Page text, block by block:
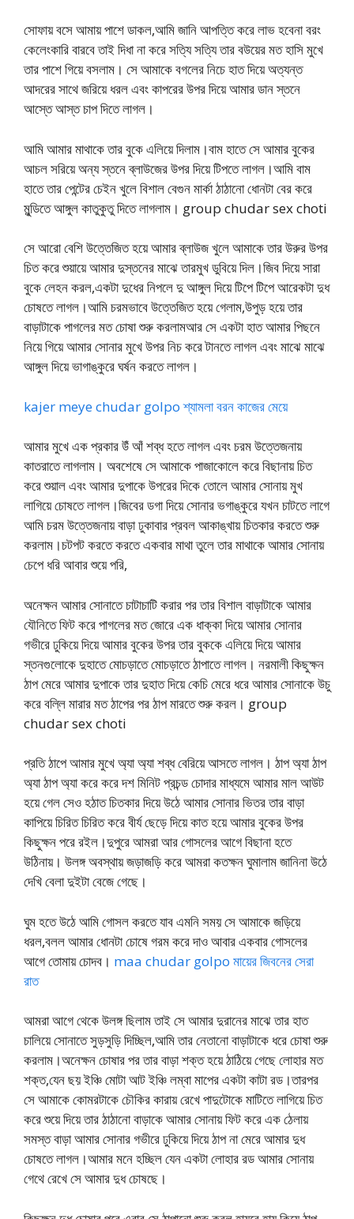
সোফায় বসে আমায় পাশে ডাকল,আমি জানি আপত্তি করে লাভ হবেনা বরং
কেলেংকারি বারবে তাই দিধা না করে সত্যি সত্যি তার বউয়ের মত হাসি মুখে
তার পাশে গিয়ে বসলাম। সে আমাকে বগলের নিচে হাত দিয়ে অত্যন্ত
আদরের সাথে জরিয়ে ধরল এবং কাপরের উপর দিয়ে আমার ডান স্তনে
আস্তে আস্ত চাপ দিতে লাগল।
আমি আমার মাথাকে তার বুকে এলিয়ে দিলাম।বাম হাতে সে আমার বুকের
আচল সরিয়ে অন্য স্তনে ব্লাউজের উপর দিয়ে টিপতে লাগল।আমি বাম
হাতে তার পেন্টের চেইন খুলে বিশাল বেগুন মার্কা ঠাঠানো ধোনটা বের করে
মুন্ডিতে আঙ্গুল কাতুকুতু দিতে লাগলাম। group chudar sex choti
সে আরো বেশি উত্তেজিত হয়ে আমার ব্লাউজ খুলে আমাকে তার উরুর উপর
চিত করে শুয়ায়ে আমার দুস্তনের মাঝে তারমুখ ডুবিয়ে দিল।জিব দিয়ে সারা
বুকে লেহন করল,একটা দুধের নিপলে দু আঙ্গুল দিয়ে টিপে টিপে আরেকটা দুধ
চোষতে লাগল।আমি চরমভাবে উত্তেজিত হয়ে গেলাম,উপুড় হয়ে তার
বাড়াটাকে পাগলের মত চোষা শুরু করলামআর সে একটা হাত আমার পিছনে
নিয়ে গিয়ে আমার সোনার মুখে উপর নিচ করে টানতে লাগল এবং মাঝে মাঝে
আঙ্গুল দিয়ে ভাগাঙ্কুরে ঘর্ষন করতে লাগল।
kajer meye chudar golpo শ্যামলা বরন কাজের মেয়ে
আমার মুখে এক প্রকার উঁ আঁ শব্ধ হতে লাগল এবং চরম উত্তেজনায়
কাতরাতে লাগলাম। অবশেষে সে আমাকে পাজাকোলে করে বিছানায় চিত
করে শুয়াল এবং আমার দুপাকে উপরের দিকে তোলে আমার সোনায় মুখ
লাগিয়ে চোষতে লাগল।জিবের ডগা দিয়ে সোনার ভগাঙ্কুরে যখন চাটতে লাগে
আমি চরম উত্তেজনায় বাড়া ঢুকাবার প্রবল আকাঙ্খায় চিতকার করতে শুরু
করলাম।চটপট করতে করতে একবার মাথা তুলে তার মাথাকে আমার সোনায়
চেপে ধরি আবার শুয়ে পরি,
অনেক্ষন আমার সোনাতে চাটাচাটি করার পর তার বিশাল বাড়াটাকে আমার
যৌনিতে ফিট করে পাগলের মত জোরে এক ধাক্কা দিয়ে আমার সোনার
গভীরে ঢুকিয়ে দিয়ে আমার বুকের উপর তার বুককে এলিয়ে দিয়ে আমার
স্তনগুলোকে দুহাতে মোচড়াতে মোচড়াতে ঠাপাতে লাগল। নরমালী কিছুক্ষন
ঠাপ মেরে আমার দুপাকে তার দুহাত দিয়ে কেচি মেরে ধরে আমার সোনাকে উচু
করে বল্লি মারার মত ঠাপের পর ঠাপ মারতে শুরু করল। group
chudar sex choti
প্রতি ঠাপে আমার মুখে অ্যা অ্যা শব্ধ বেরিয়ে আসতে লাগল। ঠাপ অ্যা ঠাপ
অ্যা ঠাপ অ্যা করে করে দশ মিনিট প্রচন্ড চোদার মাধ্যমে আমার মাল আউট
হয়ে গেল সেও হঠাত চিতকার দিয়ে উঠে আমার সোনার ভিতর তার বাড়া
কাপিয়ে চিরিত চিরিত করে বীর্য ছেড়ে দিয়ে কাত হয়ে আমার বুকের উপর
কিছুক্ষন পরে রইল।দুপুরে আমরা আর গোসলের আগে বিছানা হতে
উঠিনায়। উলঙ্গ অবস্থায় জড়াজড়ি করে আমরা কতক্ষন ঘুমালাম জানিনা উঠে
দেখি বেলা দুইটা বেজে গেছে।
ঘুম হতে উঠে আমি গোসল করতে যাব এমনি সময় সে আমাকে জড়িয়ে
ধরল,বলল আমার ধোনটা চোষে গরম করে দাও আবার একবার গোসলের
আগে তোমায় চোদব। maa chudar golpo মায়ের জিবনের সেরা
রাত
আমরা আগে থেকে উলঙ্গ ছিলাম তাই সে আমার দুরানের মাঝে তার হাত
চালিয়ে সোনাতে সুড়সুড়ি দিচ্ছিল,আমি তার নেতানো বাড়াটাকে ধরে চোষা শুরু
করলাম।অনেক্ষন চোষার পর তার বাড়া শক্ত হয়ে ঠাঠিয়ে গেছে লোহার মত
শক্ত,যেন ছয় ইঞ্চি মোটা আট ইঞ্চি লম্বা মাপের একটা কাটা রড।তারপর
সে আমাকে কোমরটাকে চৌকির কারায় রেখে পাদুটোকে মাটিতে লাগিয়ে চিত
করে শুয়ে দিয়ে তার ঠাঠানো বাড়াকে আমার সোনায় ফিট করে এক ঠেলায়
সমস্ত বাড়া আমার সোনার গভীরে ঢুকিয়ে দিয়ে ঠাপ না মেরে আমার দুধ
চোষতে লাগল।আমার মনে হচ্ছিল যেন একটা লোহার রড আমার সোনায়
গেথে রেখে সে আমার দুধ চোষছে।